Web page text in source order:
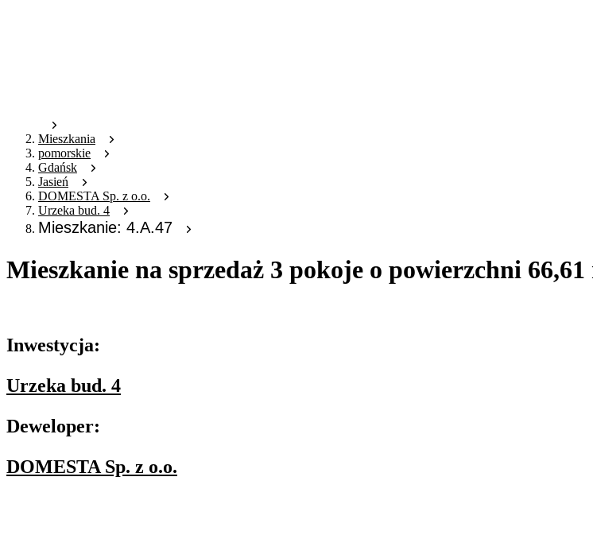
Mieszkania
pomorskie
Gdańsk
Jasień
DOMESTA Sp. z o.o.
Urzeka bud. 4
Mieszkanie: 4.A.47
Mieszkanie na sprzedaż 3 pokoje o powierzchni 66,61
Inwestycja:
Urzeka bud. 4
Deweloper:
DOMESTA Sp. z o.o.